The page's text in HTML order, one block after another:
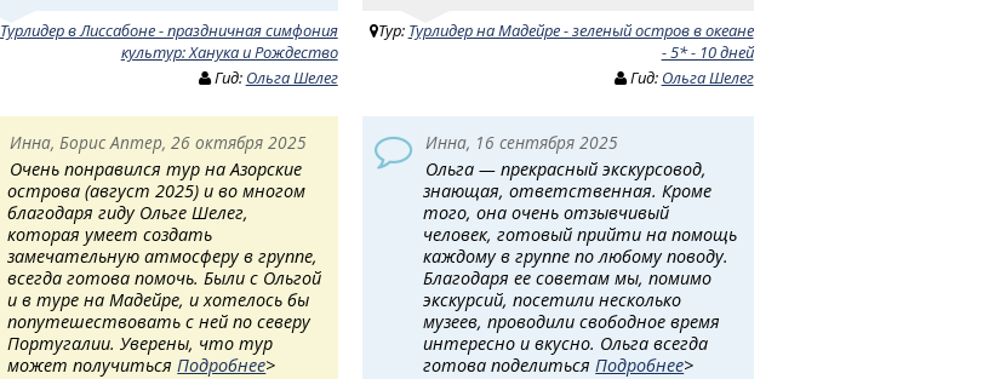
Турлидер в Лиссабоне - праздничная симфония
культур: Ханука и Рождество
Гид: Ольга Шелег
Тур: Турлидер на Мадейре - зеленый остров в океане
- 5* - 10 дней
Гид: Ольга Шелег
Инна, Борис Аптер, 26 октября 2025
Очень понравился тур на Азорские
острова (август 2025) и во многом
благодаря гиду Ольге Шелег,
которая умеет создать
замечательную атмосферу в группе,
всегда готова помочь. Были с Ольгой
и в туре на Мадейре, и хотелось бы
попутешествовать с ней по северу
Португалии. Уверены, что тур
может получитьсяПодробнее>
Инна, 16 сентября 2025
Ольга — прекрасный экскурсовод,
знающая, ответственная. Кроме
того, она очень отзывчивый
человек, готовый прийти на помощь
каждому в группе по любому поводу.
Благодаря ее советам мы, помимо
экскурсий, посетили несколько
музеев, проводили свободное время
интересно и вкусно. Ольга всегда
готова поделитьсяПодробнее>